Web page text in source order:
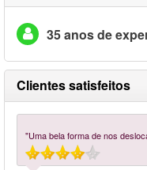
35 anos de
Clientes satisfeitos
"Uma bela forma de nos